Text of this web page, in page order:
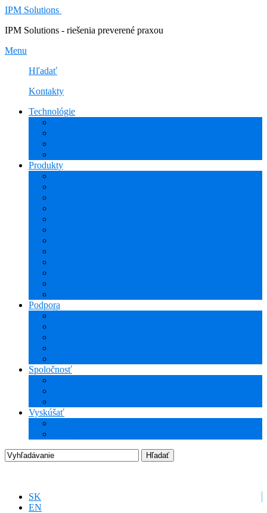
IPM Solutions
IPM Solutions - riešenia preverené praxou
Menu
Hľadať
Kontakty
Technológie
Produkty
Podpora
Spoločnosť
Vyskúšať
SK
EN